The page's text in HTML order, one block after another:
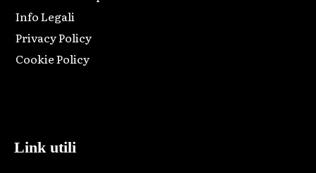
Info Legali
Privacy Policy
Cookie Policy
Link utili